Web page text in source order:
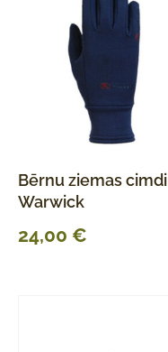
Bērnu ziemas cimdi
Warwick
24,00 €